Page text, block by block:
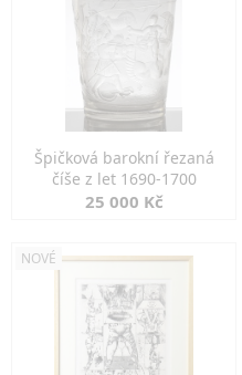
Špičková barokní řezaná
číše z let 1690-1700
25 000 Kč
NOVÉ